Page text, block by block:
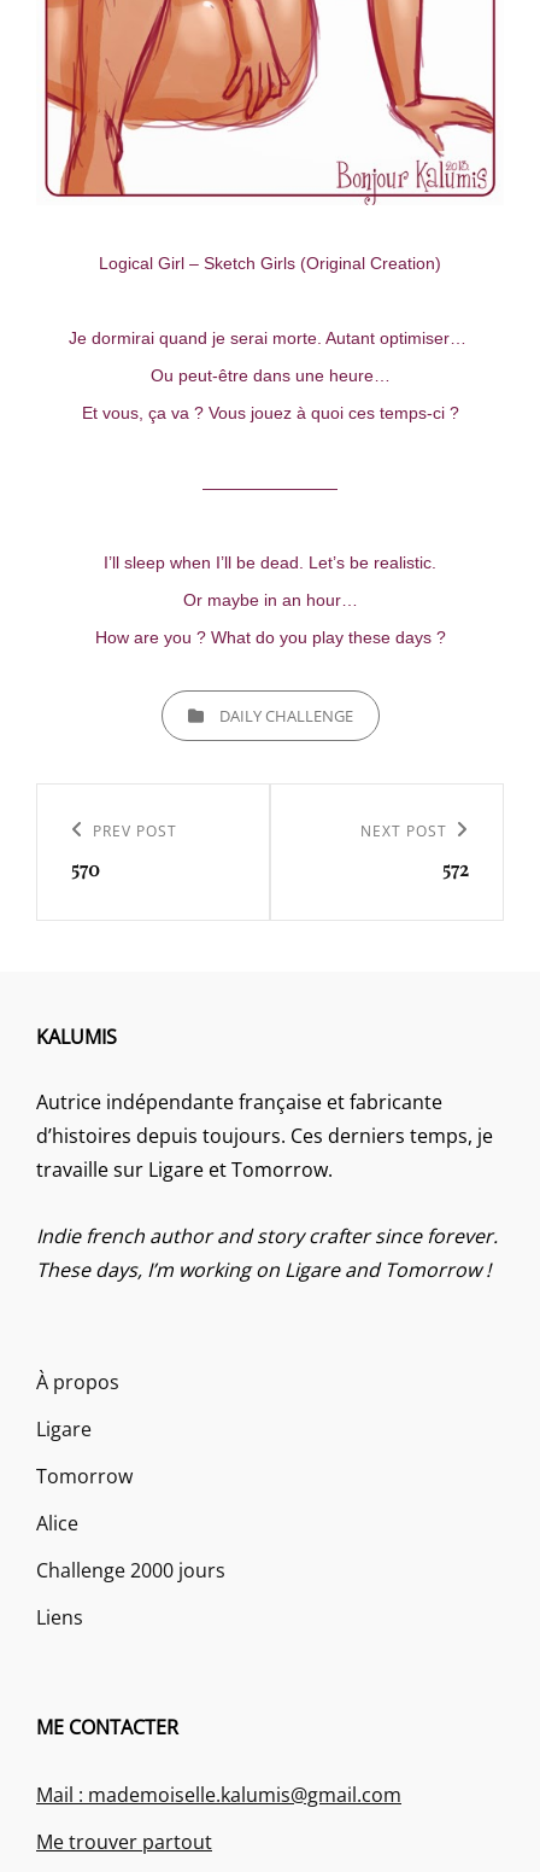
Logical Girl – Sketch Girls (Original Creation)
Je dormirai quand je serai morte. Autant optimiser…
Ou peut-être dans une heure…
Et vous, ça va ? Vous jouez à quoi ces temps-ci ?
————————
I’ll sleep when I’ll be dead. Let’s be realistic.
Or maybe in an hour…
How are you ? What do you play these days ?
CATEGORIESDAILY CHALLENGE
l’article
Previous
Post
PREV POST
570
NEXT POST
572
KALUMIS
Autrice indépendante française et fabricante
d’histoires depuis toujours. Ces derniers temps, je
travaille sur Ligare et Tomorrow.
Indie french author and story crafter since forever.
These days, I’m working on Ligare and Tomorrow !
À propos
Ligare
Tomorrow
Alice
Challenge 2000 jours
Liens
ME CONTACTER
Mail : mademoiselle.kalumis@gmail.com
Me trouver partout